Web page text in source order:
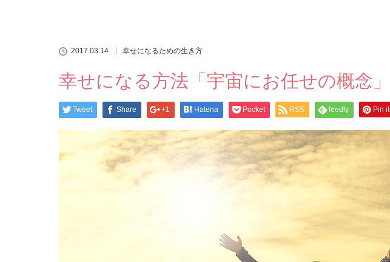
2017.03.14 幸せになるための生き方
幸せになる方法「宇宙にお任せの概念」
Tweet Share +1 Hatena Pocket RSS feedly Pin it